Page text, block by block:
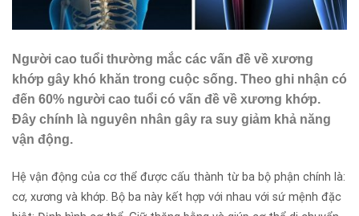
Người cao tuổi thường mắc các vấn đề về xương
khớp gây khó khăn trong cuộc sống. Theo ghi nhận có
đến 60% người cao tuổi có vấn đề về xương khớp.
Đây chính là nguyên nhân gây ra suy giảm khả năng
vận động.
Hệ vận động của cơ thể được cấu thành từ ba bộ phận chính là:
cơ, xương và khớp. Bộ ba này kết hợp với nhau với sứ mệnh đặc